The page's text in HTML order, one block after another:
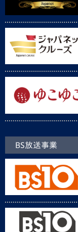
BS放送事業